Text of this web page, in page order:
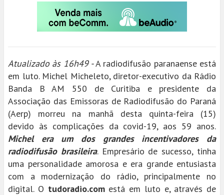
Atualizado às 16h49 -A radiodifusão paranaense está
em luto. Michel Micheleto, diretor-executivo da Rádio
Banda B AM 550 de Curitiba e presidente da
Associação das Emissoras de Radiodifusão do Paraná
(Aerp) morreu na manhã desta quinta-feira (15)
devido às complicações da covid-19, aos 59 anos.
Michel era um dos grandes incentivadores da
radiodifusão brasileira. Empresário de sucesso, tinha
uma personalidade amorosa e era grande entusiasta
com a modernização do rádio, principalmente no
digital. O tudoradio.comestá em luto e, através de